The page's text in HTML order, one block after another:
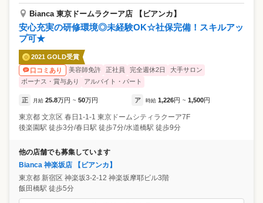
Bianca 東京ドームラクーア店 【ビアンカ】
安心充実の研修環境◎未経験OK☆社保完備！スキルアッ
プ可★
2021 GOLD受賞
口コミあり
美容師免許 正社員 完全週休2日
大手サロン
ボーナス・賞与あり
アルバイト・パート
正 月給 25.8万円 ~ 50万円 ア 時給 1,226円 ~ 1,500円
東京都 文京区 春日1-1-1 東京ドームシティラクーア7F
後楽園駅 徒歩3分/春日駅 徒歩7分/水道橋駅 徒歩9分
他の店舗でも募集しています
Bianca 神楽坂店 【ビアンカ】
東京都 新宿区 神楽坂3-2-12 神楽坂摩耶ビル3階
飯田橋駅 徒歩5分